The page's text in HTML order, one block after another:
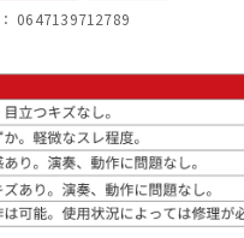
配信/ライブ
機器
0647139712789